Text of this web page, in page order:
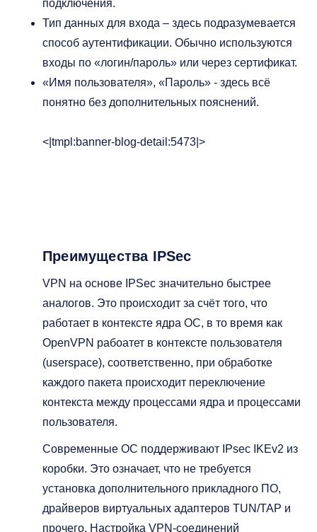
подключения.
Тип данных для входа – здесь подразумевается
способ аутентификации. Обычно используются
входы по «логин/пароль» или через сертификат.
«Имя пользователя», «Пароль» - здесь всё
понятно без дополнительных пояснений.
<|tmpl:banner-blog-detail:5473|>
Преимущества IPSec
VPN на основе IPSec значительно быстрее
аналогов. Это происходит за счёт того, что
работает в контексте ядра ОС, в то время как
OpenVPN рабоатет в контексте пользователя
(userspace), соответственно, при обработке
каждого пакета происходит переключение
контекста между процессами ядра и процессами
пользователя.
Современные ОС поддерживают IPsec IKEv2 из
коробки. Это означает, что не требуется
установка дополнительного прикладного ПО,
драйверов виртуальных адаптеров TUN/TAP и
прочего. Настройка VPN-соединений